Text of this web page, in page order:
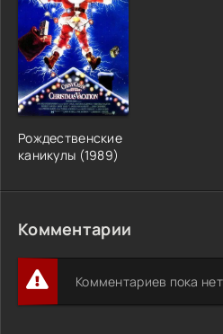
Рождественские
каникулы (1989)
Комментарии
Комментариев пока